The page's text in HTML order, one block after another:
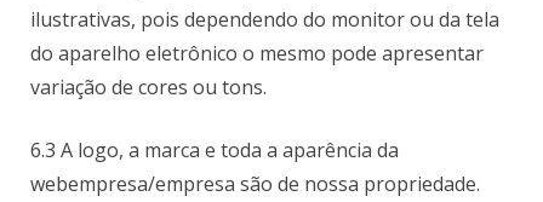
ilustrativas, pois dependendo do monitor ou da tela
do aparelho eletrônico o mesmo pode apresentar
variação de cores ou tons.
6.3 A logo, a marca e toda a aparência da
webempresa/empresa são de nossa propriedade.